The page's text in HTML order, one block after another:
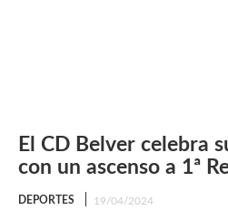
El CD Belver celebra
con un ascenso a 1ª
DEPORTES 19/04/2024